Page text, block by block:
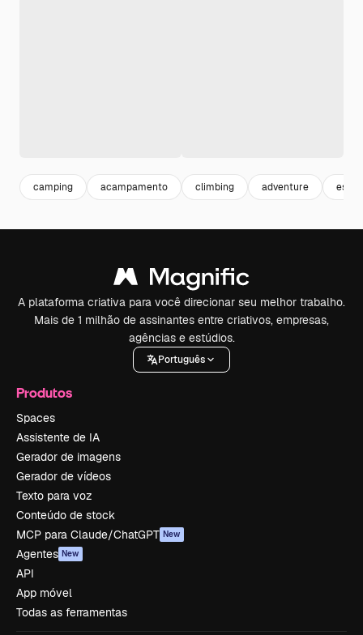
camping acampamento climbing adventure
A plataforma criativa para você direcionar seu melhor trabalho.
Mais de 1 milhão de assinantes entre criativos, empresas,
agências e estúdios.
Português
Produtos
Spaces
Assistente de IA
Gerador de imagens
Gerador de vídeos
Texto para voz
Conteúdo de stock
MCP para Claude/ChatGPT New
Agentes New
API
App móvel
Todas as ferramentas